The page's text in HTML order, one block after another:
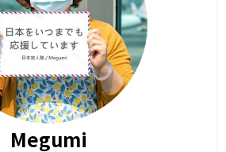
Megumi